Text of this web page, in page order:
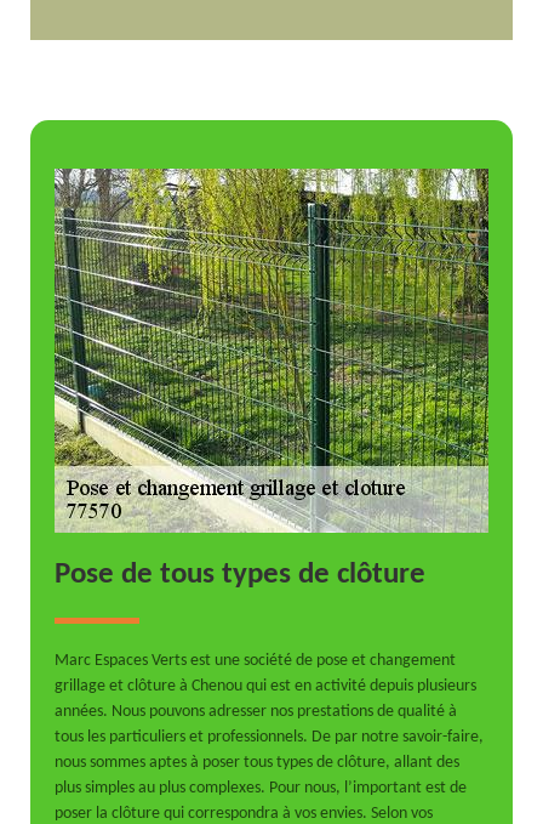
Pose de tous types de clôture
Marc Espaces Verts est une société de pose et changement
grillage et clôture à Chenou qui est en activité depuis plusieurs
années. Nous pouvons adresser nos prestations de qualité à
tous les particuliers et professionnels. De par notre savoir-faire,
nous sommes aptes à poser tous types de clôture, allant des
plus simples au plus complexes. Pour nous, l’important est de
poser la clôture qui correspondra à vos envies. Selon vos